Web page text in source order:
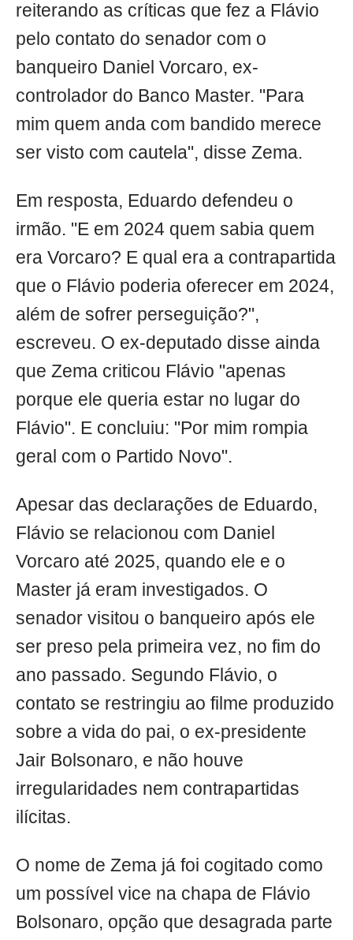
reiterando as críticas que fez a Flávio
pelo contato do senador com o
banqueiro Daniel Vorcaro, ex-
controlador do Banco Master. "Para
mim quem anda com bandido merece
ser visto com cautela", disse Zema.
Em resposta, Eduardo defendeu o
irmão. "E em 2024 quem sabia quem
era Vorcaro? E qual era a contrapartida
que o Flávio poderia oferecer em 2024,
além de sofrer perseguição?",
escreveu. O ex-deputado disse ainda
que Zema criticou Flávio "apenas
porque ele queria estar no lugar do
Flávio". E concluiu: "Por mim rompia
geral com o Partido Novo".
Apesar das declarações de Eduardo,
Flávio se relacionou com Daniel
Vorcaro até 2025, quando ele e o
Master já eram investigados. O
senador visitou o banqueiro após ele
ser preso pela primeira vez, no fim do
ano passado. Segundo Flávio, o
contato se restringiu ao filme produzido
sobre a vida do pai, o ex-presidente
Jair Bolsonaro, e não houve
irregularidades nem contrapartidas
ilícitas.
O nome de Zema já foi cogitado como
um possível vice na chapa de Flávio
Bolsonaro, opção que desagrada parte